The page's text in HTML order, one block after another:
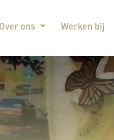
Over ons Werken bij